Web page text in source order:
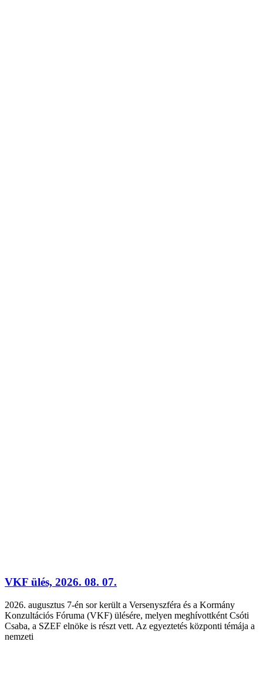
VKF ülés, 2026. 08. 07.
2026. augusztus 7-én sor került a Versenyszféra és a Kormány
Konzultációs Fóruma (VKF) ülésére, melyen meghívottként Csóti
Csaba, a SZEF elnöke is részt vett. Az egyeztetés központi témája a
nemzeti